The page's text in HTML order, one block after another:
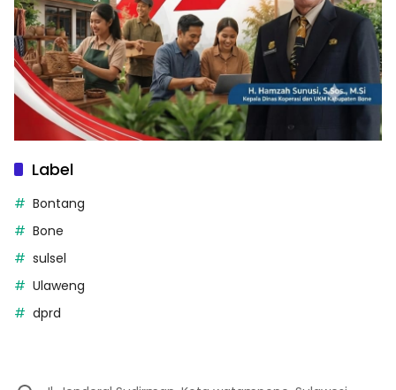
Label
Bontang
Bone
sulsel
Ulaweng
dprd